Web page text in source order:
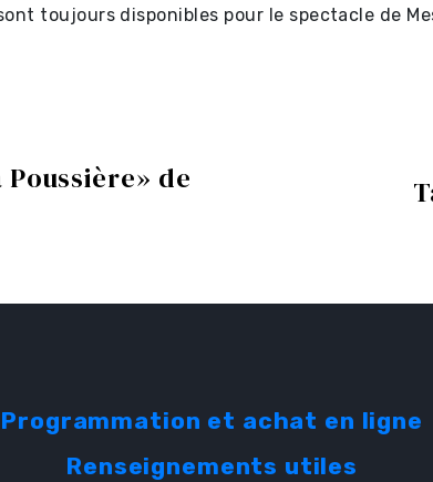
toujours disponibles pour le spectacle de
de
Programmation et achat en ligne
Renseignements utiles